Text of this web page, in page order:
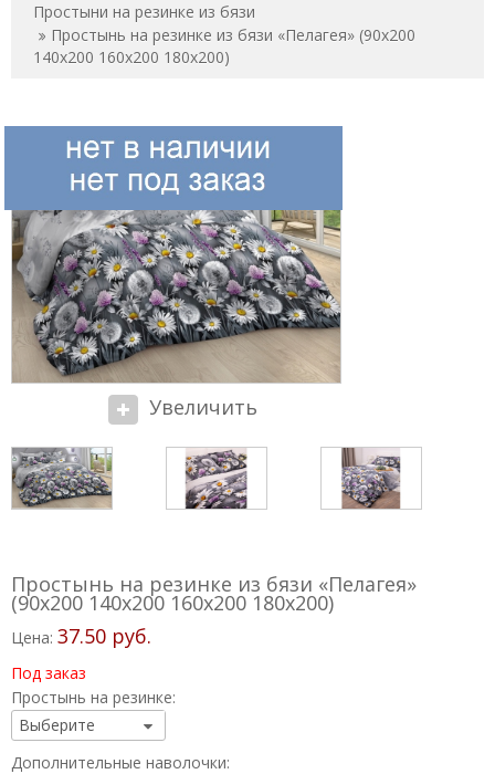
Простыни на резинке из бязи
Простынь на резинке из бязи «Пелагея» (90х200
140х200 160x200 180х200)
Увеличить
Простынь на резинке из бязи «Пелагея»
(90х200 140х200 160x200 180х200)
Цена: 37.50 руб.
Под заказ
Простынь на резинке:
Дополнительные наволочки: